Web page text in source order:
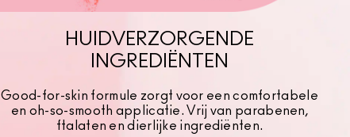
HUIDVERZORGENDE
INGREDIËNTEN
Good-for-skin formule zorgt voor een comfortabele
en oh-so-smooth applicatie. Vrij van parabenen,
ftalaten en dierlijke ingrediënten.